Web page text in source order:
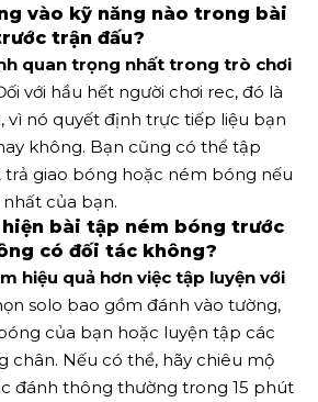
vào kỹ năng nào trong bài
trận đấu?
quan trọng nhất trong trò chơi
với hầu hết người chơi rec, đó là
vì nó quyết định trực tiếp liệu bạn
không. Bạn cũng có thể tập
trả giao bóng hoặc ném bóng nếu
của bạn.
bài tập ném bóng trước
có đối tác không?
hiệu quả hơn việc tập luyện với
solo bao gồm đánh vào tường,
của bạn hoặc luyện tập các
chân. Nếu có thể, hãy chiêu mộ
đánh thông thường trong 15 phút